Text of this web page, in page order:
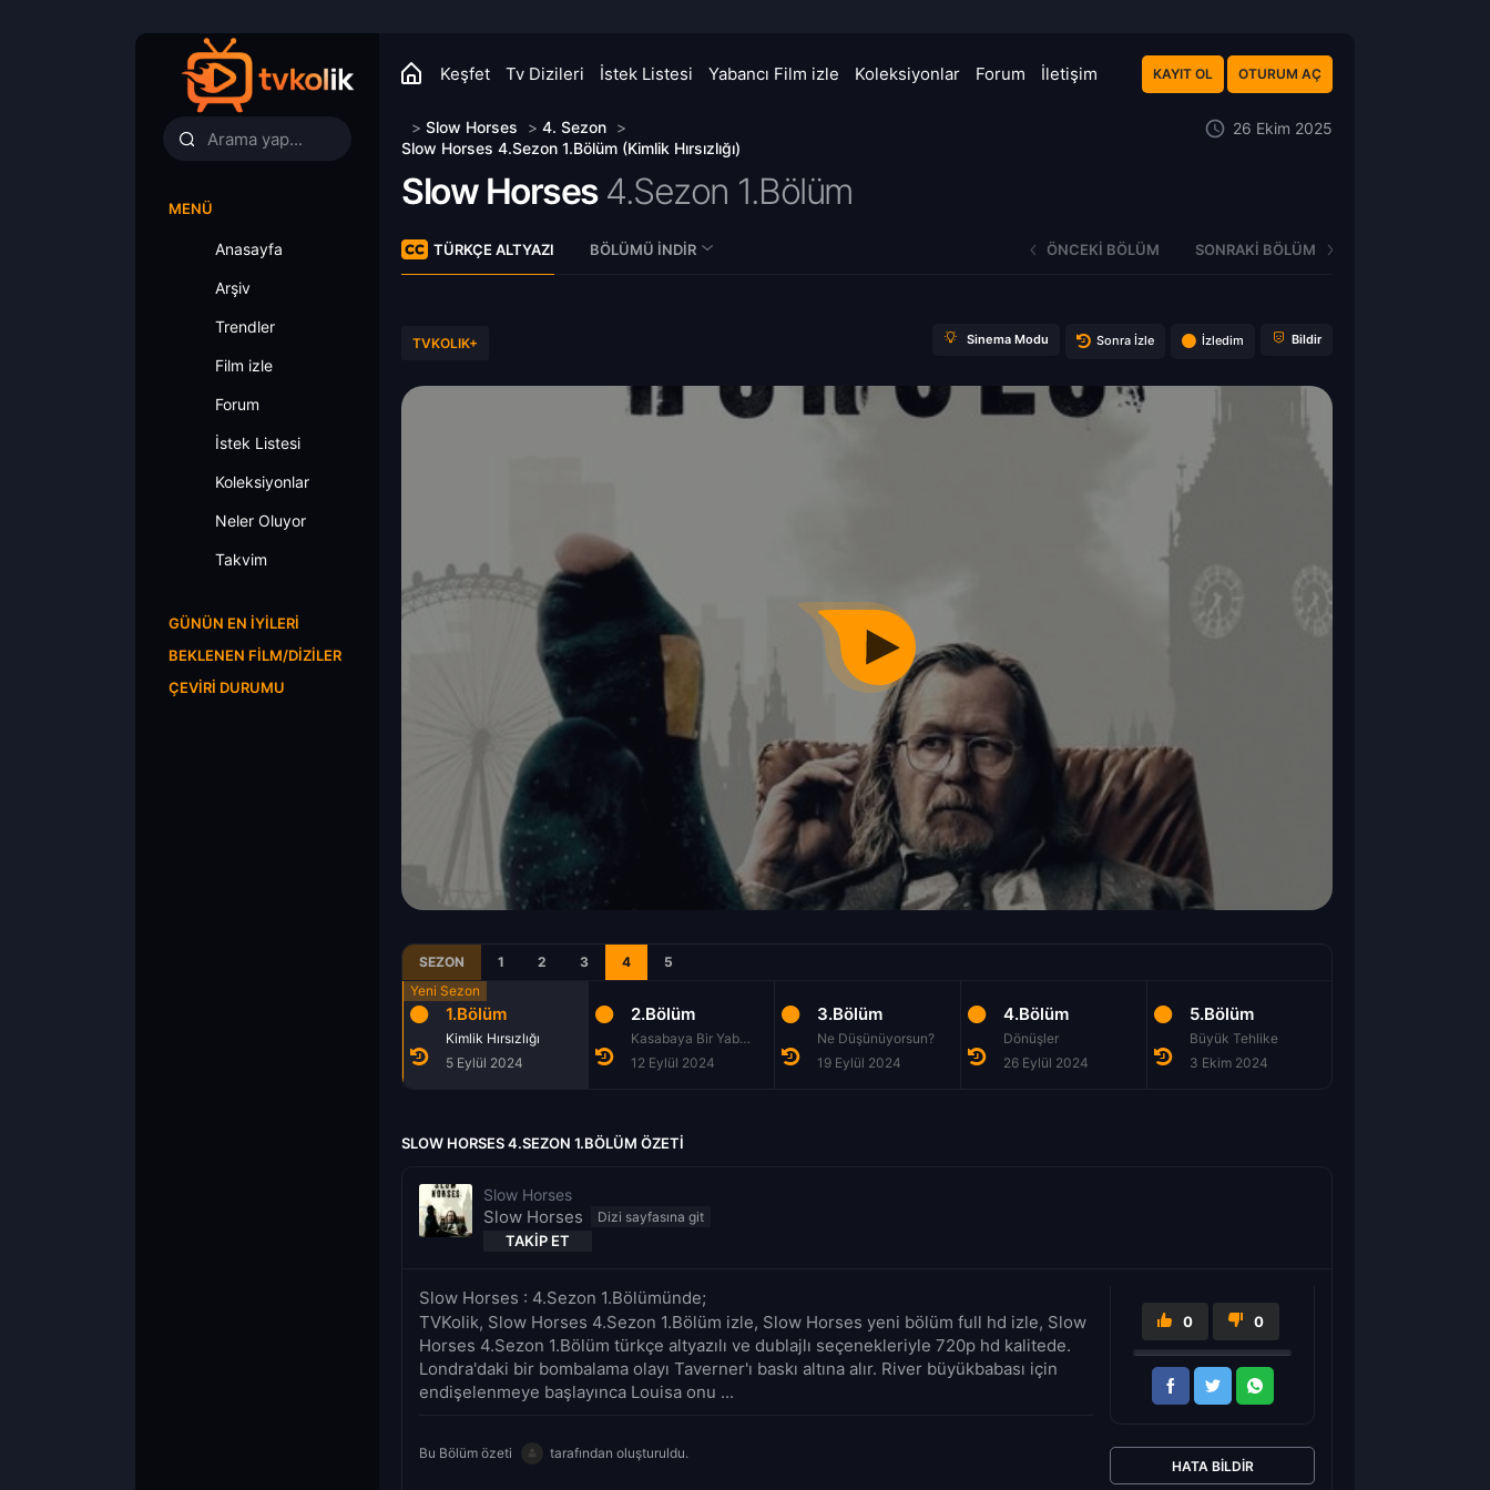
Keşfet Tv Dizileri İstek Listesi Yabancı Film izle Koleksiyonlar Forum İletişim KAYIT OL OTURUM AÇ
MENÜ
Anasayfa
Arşiv
Trendler
Film izle
Forum
İstek Listesi
Koleksiyonlar
Neler Oluyor
Takvim
GÜNÜN EN İYILERI
BEKLENEN FILM/DIZILER
ÇEVIRI DURUMU
> Slow Horses > 4. Sezon >
Slow Horses 4.Sezon 1.Bölüm (Kimlik Hırsızlığı)
26 Ekim 2025
Slow Horses 4.Sezon 1.Bölüm
TÜRKÇE ALTYAZI BÖLÜMÜ İNDIR ÖNCEKI BÖLÜM SONRAKI BÖLÜM
TVKOLIK+ Sinema Modu Sonra İzle İzledim Bildir
SEZON 1 2 3 4 5
1.Bölüm
Kimlik Hırsızlığı
5 Eylül 2024
2.Bölüm
Kasabaya Bir Yabancı Gelir
12 Eylül 2024
3.Bölüm
Ne Düşünüyorsun?
19 Eylül 2024
4.Bölüm
Dönüşler
26 Eylül 2024
5.Bölüm
Büyük Tehlike
3 Ekim 2024
SLOW HORSES 4.SEZON 1.BÖLÜM ÖZETI
Slow Horses
Slow Horses
TAKIP ET
Slow Horses : 4.Sezon 1.Bölümünde;
TVKolik, Slow Horses 4.Sezon 1.Bölüm izle, Slow Horses yeni bölüm full hd izle, Slow
Horses 4.Sezon 1.Bölüm türkçe altyazılı ve dublajlı seçenekleriyle 720p hd kalitede.
Londra'daki bir bombalama olayı Taverner'ı baskı altına alır. River büyükbabası için
endişelenmeye başlayınca Louisa onu ...
Bu Bölüm özeti tarafından oluşturuldu.
0 0
HATA BILDIR